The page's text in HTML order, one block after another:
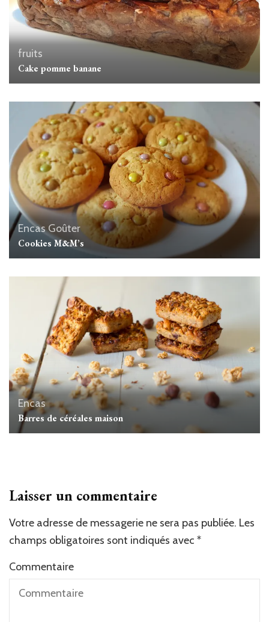
fruits
Cake pomme banane
Encas Goûter
Cookies M&M’s
Encas
Barres de céréales maison
Laisser un commentaire
Votre adresse de messagerie ne sera pas publiée. Les
champs obligatoires sont indiqués avec *
Commentaire